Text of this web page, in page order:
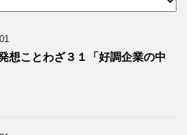
想ことわざ３１「好調企業の中